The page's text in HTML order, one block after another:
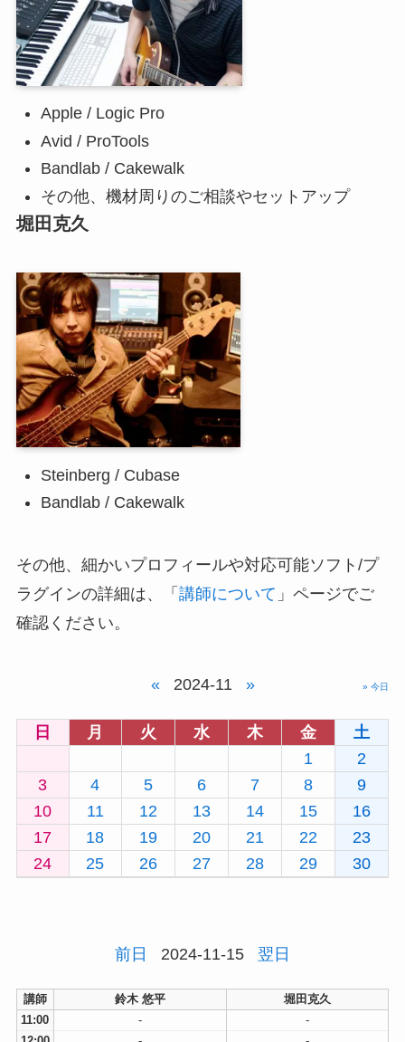
Apple / Logic Pro
Avid / ProTools
Bandlab / Cakewalk
その他、機材周りのご相談やセットアップ
堀田克久
Steinberg / Cubase
Bandlab / Cakewalk
その他、細かいプロフィールや対応可能ソフト/プ
ラグインの詳細は、「 講師について 」ページでご
確認ください。
« 2024-11 » » 今日
日 月 火 水 木 金
土
1
2
3
4 5 6 7 8
9
10
11 12 13 14 15
16
17
18 19 20 21 22
23
24
25 26 27 28 29 30
前日 2024-11-15 翌日
講師 鈴木 悠平
堀田克久
11:00
-
-